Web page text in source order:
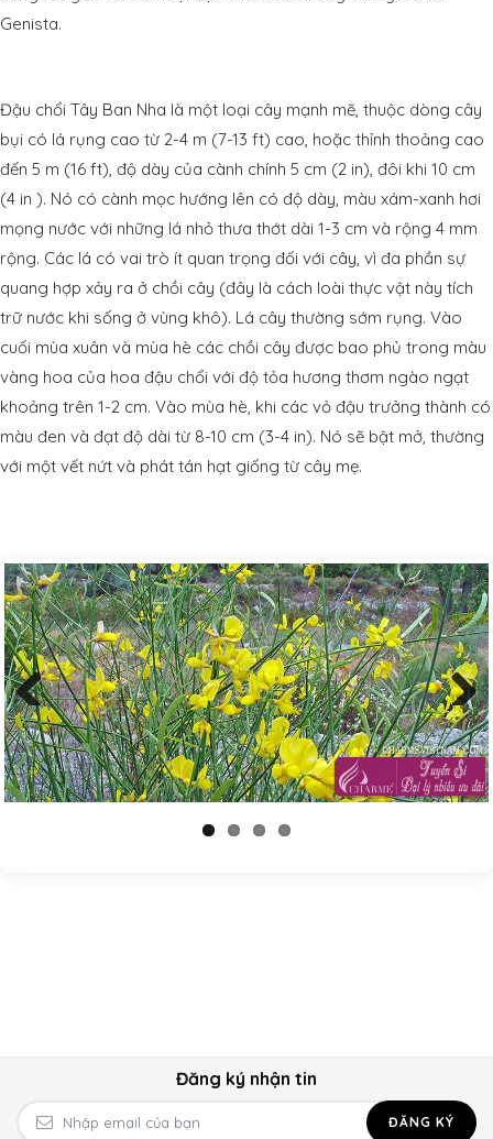
Genista.
Đậu chổi Tây Ban Nha là một loại cây mạnh mẽ, thuộc dòng cây
bụi có lá rụng cao từ 2-4 m (7-13 ft) cao, hoặc thỉnh thoảng cao
đến 5 m (16 ft), độ dày của cành chính 5 cm (2 in), đôi khi 10 cm
(4 in ). Nó có cành mọc hướng lên có độ dày, màu xám-xanh hơi
mọng nước với những lá nhỏ thưa thớt dài 1-3 cm và rộng 4 mm
rộng. Các lá có vai trò ít quan trọng đối với cây, vì đa phần sự
quang hợp xảy ra ở chồi cây (đây là cách loài thực vật này tích
trữ nước khi sống ở vùng khô). Lá cây thường sớm rụng. Vào
cuối mùa xuân và mùa hè các chồi cây được bao phủ trong màu
vàng hoa của hoa đậu chổi với độ tỏa hương thơm ngào ngạt
khoảng trên 1-2 cm. Vào mùa hè, khi các vỏ đậu trưởng thành có
màu đen và đạt độ dài từ 8-10 cm (3-4 in). Nó sẽ bật mở, thường
với một vết nứt và phát tán hạt giống từ cây mẹ.
Previous Next
Đăng ký nhận tin
ĐĂNG KÝ